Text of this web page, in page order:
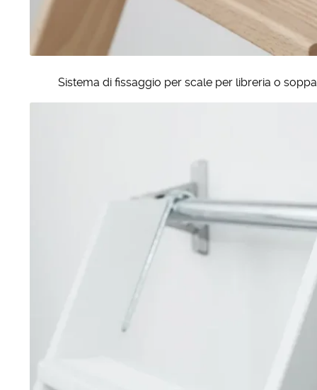
Sistema di fissaggio per scale per libreria o